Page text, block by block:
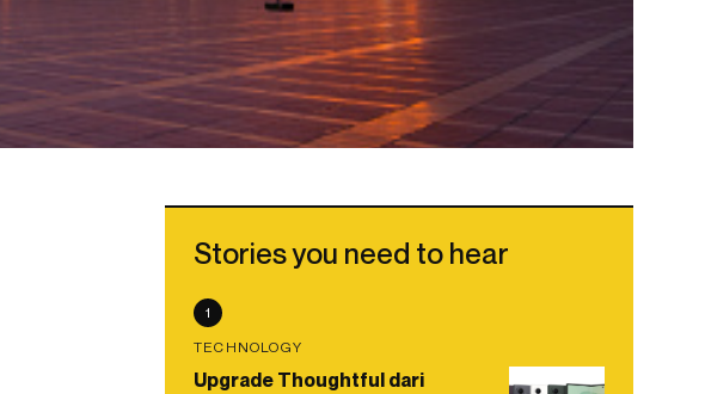
Stories you need to hear
1
TECHNOLOGY
Upgrade Thoughtful dari